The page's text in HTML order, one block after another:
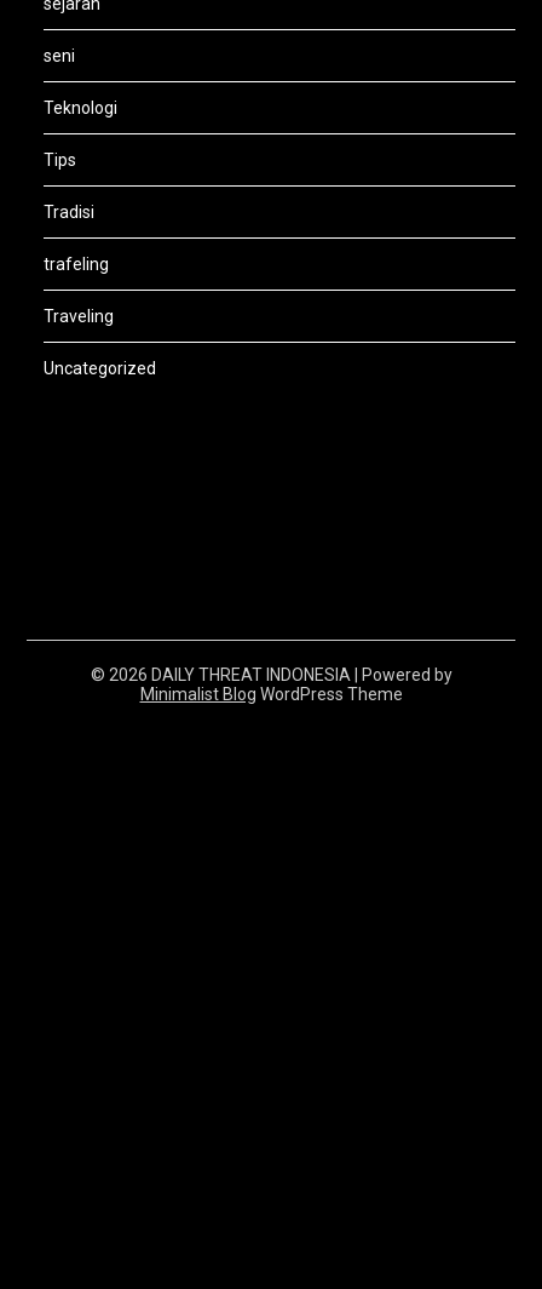
seni
Teknologi
Tips
Tradisi
trafeling
Traveling
Uncategorized
© 2026 DAILY THREAT INDONESIA | Powered by
Minimalist Blog WordPress Theme